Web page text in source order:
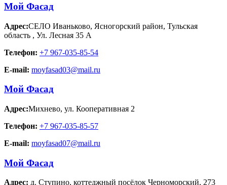
Мой Фасад
Адрес:СЕЛО Иваньково, Ясногорский район, Тульская
область , Ул. Лесная 35 А
Телефон: +7 967-035-85-54
E-mail: moyfasad03@mail.ru
Мой Фасад
Адрес:Михнево, ул. Кооперативная 2
Телефон: +7 967-035-85-57
E-mail: moyfasad07@mail.ru
Мой Фасад
Адрес: д. Ступино, коттеджный посёлок Черноморский, 273